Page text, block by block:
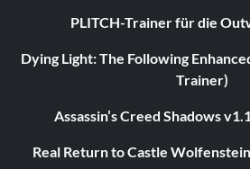
PLITCH-Trainer für die
Dying Light: The Following
Trainer)
Assassin’s Creed Shadows
Real Return to Castle